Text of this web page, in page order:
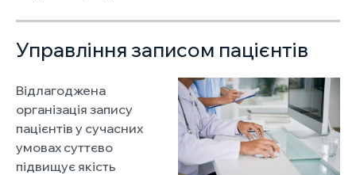
Управління записом пацієнтів
Відлагоджена
організація запису
пацієнтів у сучасних
умовах суттєво
підвищує якість